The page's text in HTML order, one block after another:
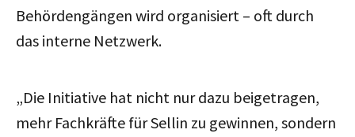
Behördengängen wird organisiert – oft durch
das interne Netzwerk.
„Die Initiative hat nicht nur dazu beigetragen,
mehr Fachkräfte für Sellin zu gewinnen, sondern